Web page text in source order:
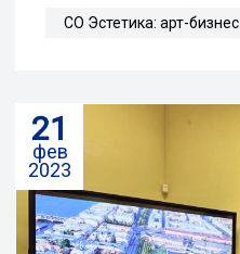
СО Эстетика: арт-бизнес
21
фев
2023